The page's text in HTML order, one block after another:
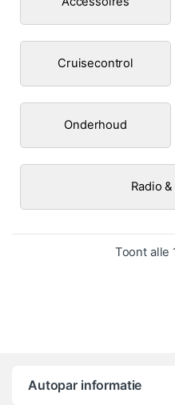
Cruisecontrol
Onderhoud
Radio
Toont alle
Autopar informatie